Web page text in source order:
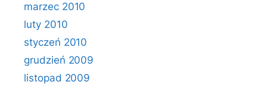
marzec 2010
luty 2010
styczeń 2010
grudzień 2009
listopad 2009